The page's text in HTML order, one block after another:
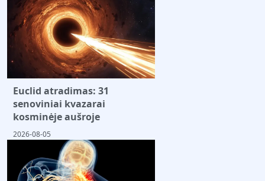
Euclid atradimas: 31
senoviniai kvazarai
kosminėje aušroje
2026-08-05